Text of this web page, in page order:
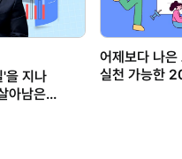
'을 지나
아남은
어제보다 나은
실천 가능한